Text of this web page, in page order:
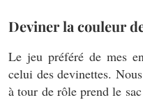
Deviner la couleur
Le jeu préféré de mes
celui des devinettes.
à tour de rôle prend le